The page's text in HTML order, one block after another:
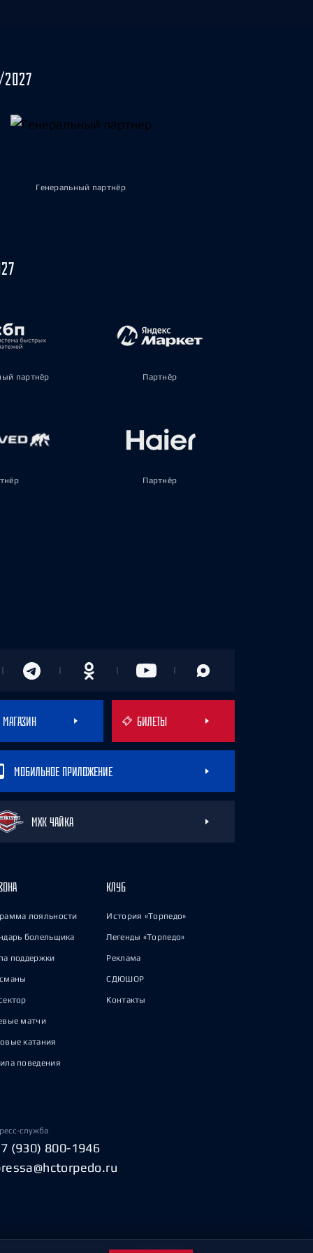
Генеральный партнёр
партнёр Партнёр
Партнёр
МАГАЗИН БИЛЕТЫ
МОБИЛЬНОЕ ПРИЛОЖЕНИЕ
МХК ЧАЙКА
лояльности
болельщика
поддержки
матчи
катания
поведения
КЛУБ
История «Торпедо»
Легенды «Торпедо»
Реклама
СДЮШОР
Контакты
служба
(930) 800-1946